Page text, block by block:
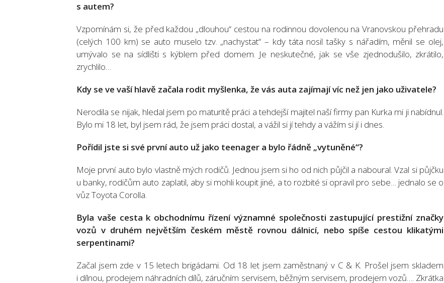
s autem?
Vzpomínám si, že před každou „dlouhou“ cestou na rodinnou dovolenou na Vranovskou přehradu
(celých 100 km) se auto muselo tzv. „nachystat“ – kdy táta nosil tašky s nářadím, měnil se olej,
umývalo se na sídlišti s kýblem před domem. Je neskutečné, jak se vše zjednodušilo, zkrátilo,
zrychlilo…
Kdy se ve vaší hlavě začala rodit myšlenka, že vás auta zajímají víc než jen jako uživatele?
Nerodila se nijak, hledal jsem po maturitě práci a tehdejší majitel naší firmy pan Kurka mi ji nabídnul.
Bylo mi 18 let, byl jsem rád, že jsem práci dostal, a vážil si jí tehdy a vážím si jí i dnes.
Pořídil jste si své první auto už jako teenager a bylo řádně „vytuněné“?
Moje první auto bylo vlastně mých rodičů. Jednou jsem si ho od nich půjčil a naboural. Vzal si půjčku
u banky, rodičům auto zaplatil, aby si mohli koupit jiné, a to rozbité si opravil pro sebe… jednalo se o
vůz Toyota Corolla.
Byla vaše cesta k obchodnímu řízení významné společnosti zastupující prestižní značky
vozů v druhém největším českém městě rovnou dálnicí, nebo spíše cestou klikatými
serpentinami?
Začal jsem zde v 15 letech brigádami. Od 18 let jsem zaměstnaný v C & K. Prošel jsem skladem
i dílnou, prodejem náhradních dílů, záručním servisem, běžným servisem, prodejem vozů…. Zkrátka